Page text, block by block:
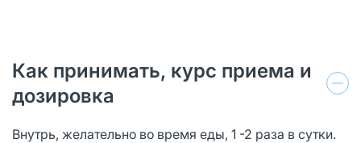
Как принимать, курс приема и
дозировка
Внутрь, желательно во время еды, 1 -2 раза в сутки.